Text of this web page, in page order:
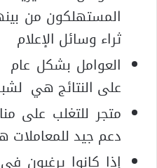
المستهلكون من
ثراء وسائل الإعلام
العوامل بشكل عام
على النتائج هي
متجر للتغلب على
دعم جيد للمعاملات
إذا كانوا يرغبون